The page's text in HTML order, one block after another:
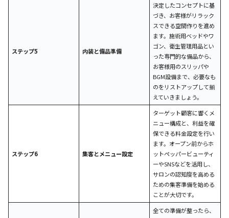
ステップ5 内装と備品準備
決定したコンセプトに基
づき、お客様がリラック
スできる空間作りを進め
ます。施術用ベッドやワ
ゴン、衛生管理用品とい
った専門的な備品から、
お客様用のスリッパや
BGM設備まで、必要なも
のをリストアップして揃
えていきましょう。
ステップ6 集客とメニュー設定
ターゲット顧客に響くメ
ニュー構成と、利益を確
保できる料金設定を行い
ます。オープン前からホ
ットペッパービューティ
ーやSNSなどを活用し、
サロンの認知度を高める
ための集客準備を始める
ことが大切です。
全ての準備が整ったら、